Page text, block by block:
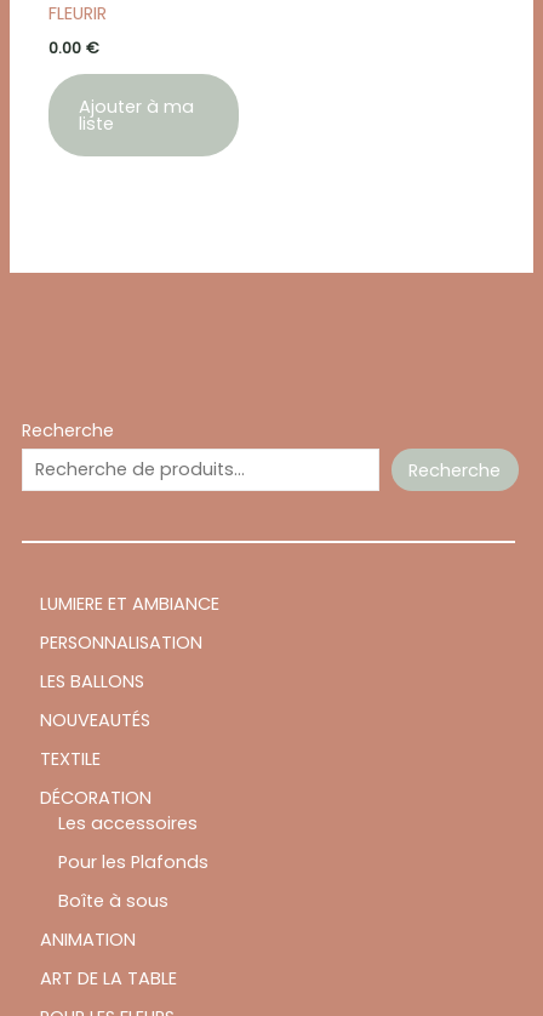
Recherche
Recherche
LUMIERE ET AMBIANCE
PERSONNALISATION
LES BALLONS
NOUVEAUTÉS
TEXTILE
DÉCORATION
Les accessoires
Pour les Plafonds
Boîte à sous
ANIMATION
ART DE LA TABLE
FLEURIR
0.00 €
Ajouter à ma
liste